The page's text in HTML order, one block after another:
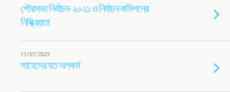
পৌরসভা নির্বাচন-২০২১ ও নির্বাচন কমিশনের
নিষ্ক্রিয়তা
11/07/2021
সাহেদের যত অপকর্ম